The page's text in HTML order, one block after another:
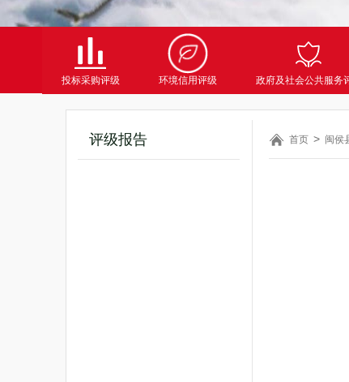
投标采购评级 环境信用评级 政府及社会公共服务
评级报告 首页 闽侯